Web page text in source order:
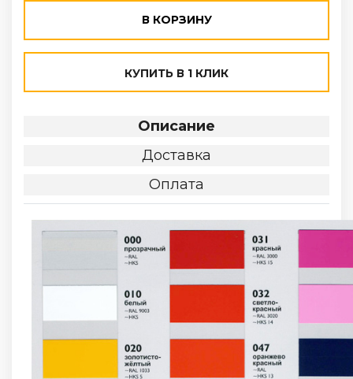
В КОРЗИНУ
КУПИТЬ В 1 КЛИК
Описание
Доставка
Оплата